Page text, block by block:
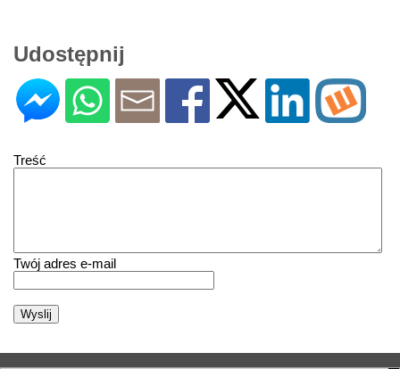
Udostępnij
Treść
Twój adres e-mail